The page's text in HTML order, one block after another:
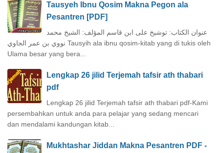
Tausyeh Ibnu Qosim Makna Pegon ala
Pesantren [PDF]
عنوان الكتاب: توشيخ على ابن قاسم المؤلف: الشيخ محمد
نووي بن عمر الجاوي Tausyih ala ibnu qosim-kitab yang di tukis oleh
Ulama besar yang bera...
Lengkap 26 jilid Terjemah tafsir ath thabari
pdf
Lengkap 26 jilid Terjemah tafsir ath thabari pdf-Kami
persembahkan untuk anda para pelajar yang sedang mencari
dan mendalami kandungan kitab...
Mukhtashar Jiddan Makna Pesantren PDF -